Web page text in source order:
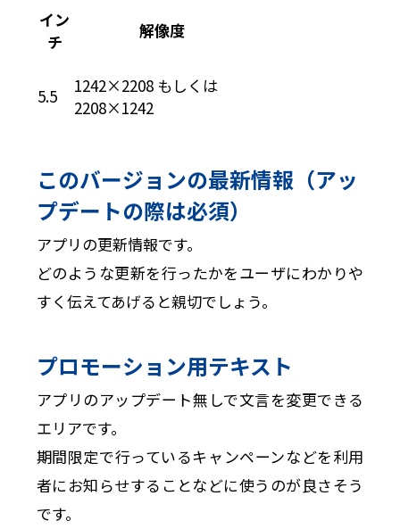
イン
チ
解像度
5.5
1242×2208 もしくは
2208×1242
このバージョンの最新情報（アッ
プデートの際は必須）
アプリの更新情報です。
どのような更新を行ったかをユーザにわかりや
すく伝えてあげると親切でしょう。
プロモーション用テキスト
アプリのアップデート無しで文言を変更できる
エリアです。
期間限定で行っているキャンペーンなどを利用
者にお知らせすることなどに使うのが良さそう
です。